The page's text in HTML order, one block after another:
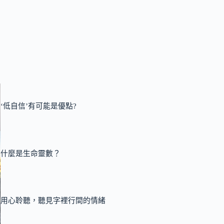
‘低自信’有可能是優點?
什麼是生命靈數？
用心聆聽，聽見字裡行間的情緒